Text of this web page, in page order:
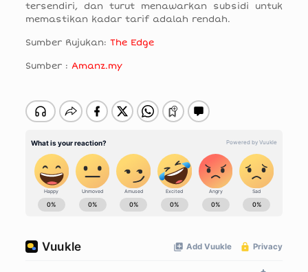
tersendiri, dan turut menawarkan subsidi untuk
memastikan kadar tarif adalah rendah.
Sumber Rujukan: The Edge
Sumber : Amanz.my